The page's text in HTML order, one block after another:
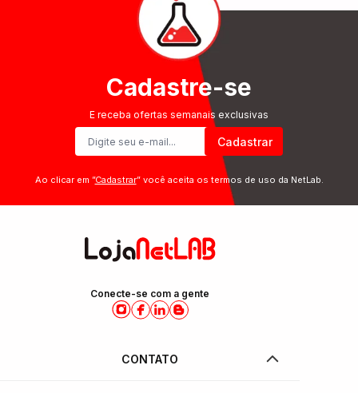
Cadastre-se
E receba ofertas semanais exclusivas
Cadastrar
Ao clicar em ”Cadastrar” você aceita os termos de uso da NetLab.
Conecte-se com a gente
CONTATO